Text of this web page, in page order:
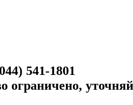
541-1801
ограничено,